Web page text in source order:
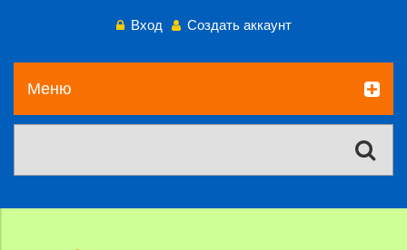
Вход Создать аккаунт
Меню